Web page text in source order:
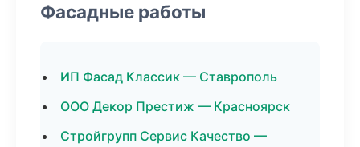
Фасадные работы
ИП Фасад Классик — Ставрополь
ООО Декор Престиж — Красноярск
Стройгрупп Сервис Качество —